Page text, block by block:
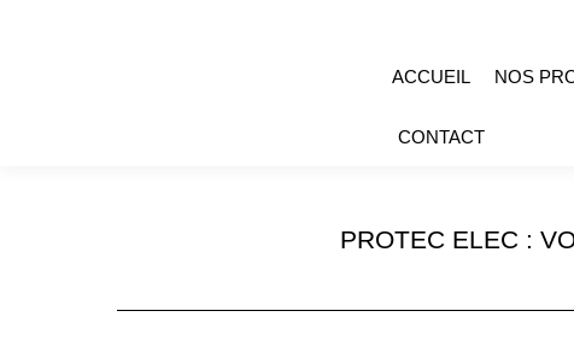
ACCUEIL NOS
CONTACT
PROTEC ELEC :